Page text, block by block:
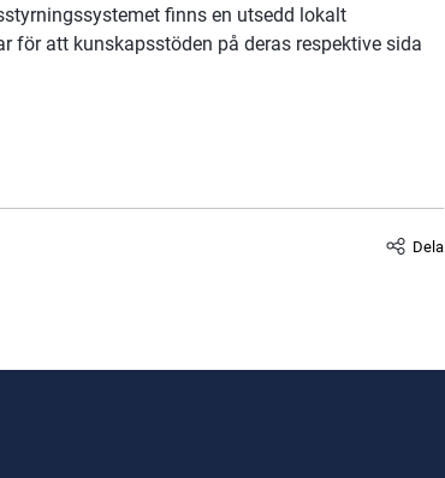
finns en utsedd lokalt
för att kunskapsstöden på deras respektive sida
Dela